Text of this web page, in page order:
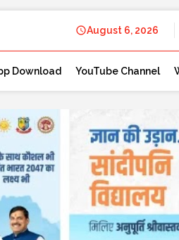
August 6, 2026
Download YouTube Channel